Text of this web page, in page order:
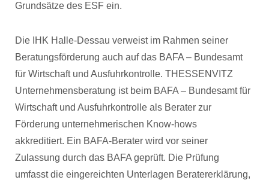
Grundsätze des ESF ein.
Die IHK Halle-Dessau verweist im Rahmen seiner
Beratungsförderung auch auf das BAFA – Bundesamt
für Wirtschaft und Ausfuhrkontrolle. THESSENVITZ
Unternehmensberatung ist beim BAFA – Bundesamt für
Wirtschaft und Ausfuhrkontrolle als Berater zur
Förderung unternehmerischen Know-hows
akkreditiert. Ein BAFA-Berater wird vor seiner
Zulassung durch das BAFA geprüft. Die Prüfung
umfasst die eingereichten Unterlagen Beratererklärung,